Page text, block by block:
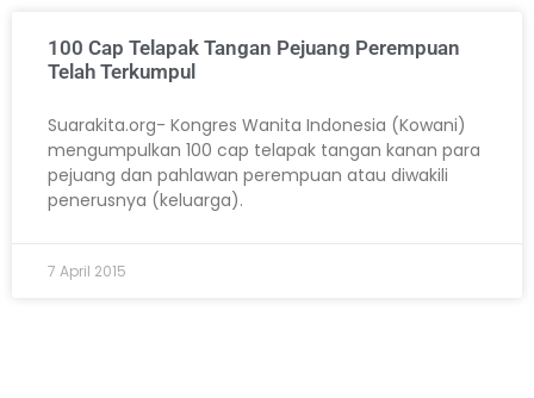
100 Cap Telapak Tangan Pejuang Perempuan
Telah Terkumpul
Suarakita.org- Kongres Wanita Indonesia (Kowani)
mengumpulkan 100 cap telapak tangan kanan para
pejuang dan pahlawan perempuan atau diwakili
penerusnya (keluarga).
7 April 2015